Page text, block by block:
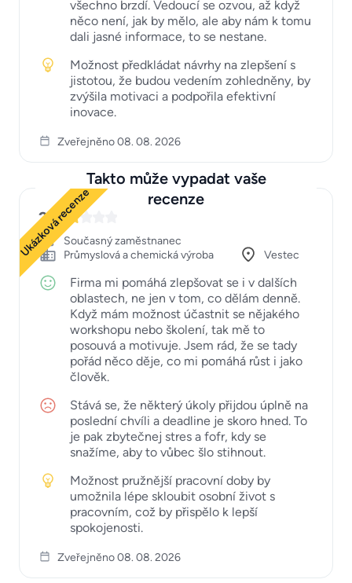
všechno brzdí. Vedoucí se ozvou, až když
něco není, jak by mělo, ale aby nám k tomu
dali jasné informace, to se nestane.
Možnost předkládat návrhy na zlepšení s
jistotou, že budou vedením zohledněny, by
zvýšila motivaci a podpořila efektivní
inovace.
Zveřejněno 08. 08. 2026
Takto může vypadat vaše
recenze
Ukázková recenze
2
Současný zaměstnanec
Průmyslová a chemická výroba
Vestec
Firma mi pomáhá zlepšovat se i v dalších
oblastech, ne jen v tom, co dělám denně.
Když mám možnost účastnit se nějakého
workshopu nebo školení, tak mě to
posouvá a motivuje. Jsem rád, že se tady
pořád něco děje, co mi pomáhá růst i jako
člověk.
Stává se, že některý úkoly přijdou úplně na
poslední chvíli a deadline je skoro hned. To
je pak zbytečnej stres a fofr, kdy se
snažíme, aby to vůbec šlo stihnout.
Možnost pružnější pracovní doby by
umožnila lépe skloubit osobní život s
pracovním, což by přispělo k lepší
spokojenosti.
Zveřejněno 08. 08. 2026